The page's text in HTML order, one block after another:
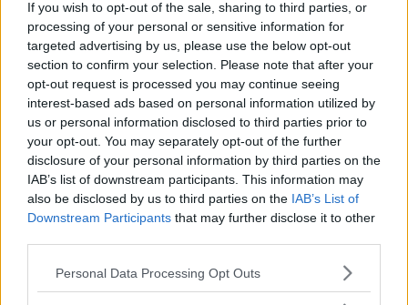
If you wish to opt-out of the sale, sharing to third parties, or
processing of your personal or sensitive information for
targeted advertising by us, please use the below opt-out
section to confirm your selection. Please note that after your
opt-out request is processed you may continue seeing
interest-based ads based on personal information utilized by
us or personal information disclosed to third parties prior to
your opt-out. You may separately opt-out of the further
disclosure of your personal information by third parties on the
IAB’s list of downstream participants. This information may
also be disclosed by us to third parties on the IAB’s List of
Downstream Participants that may further disclose it to other
Please note that this website/app uses one or more Google
Personal Data Processing Opt Outs
stata influenzata daldottor Suzuki,
insegnante di violino, che utilizzava un
approccio analogo per insegnare la
musica ai bambini).
Visto il grande successo ottenuto,
quindi, i Learning Centernel mondo si
sono moltiplicati e anche in ItaliaHELEN